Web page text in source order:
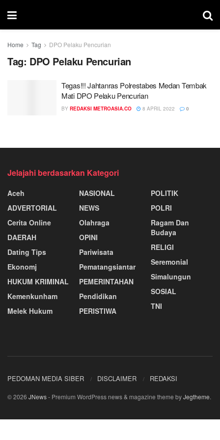
Home Tag DPO Pelaku Pencurian
Tag: DPO Pelaku Pencurian
Tegas!!! Jahtanras Polrestabes Medan Tembak
Mati DPO Pelaku Pencurian
BY REDAKSI METROASIA.CO 8 APRIL 2022 0
Jelajahi berdasarkan Kategori
Aceh
ADVERTORIAL
Cerita Online
DAERAH
Dating Tips
Ekonomj
HUKUM KRIMINAL
Kemenkunham
Melek Hukum
NASIONAL
NEWS
Olahraga
OPINI
Pariwisata
Pematangsiantar
PEMERINTAHAN
Pendidikan
PERISTIWA
POLITIK
POLRI
Ragam Dan
Budaya
RELIGI
Seremonial
Simalungun
SOSIAL
TNI
PEDOMAN MEDIA SIBER DISCLAIMER REDAKSI
© 2026 JNews- Premium WordPress news & magazine theme byJegtheme.